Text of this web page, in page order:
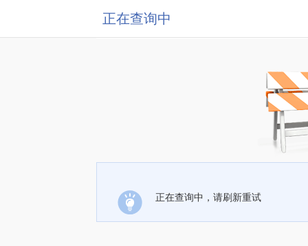
正在查询中
正在查询中，请刷新重试